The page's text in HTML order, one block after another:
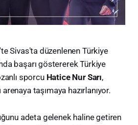
Sivas'ta düzenlenen Türkiye
başarı göstererek Türkiye
sporcu Hatice Nur Sarı,
taşımaya hazırlanıyor.
adeta gelenek haline getiren